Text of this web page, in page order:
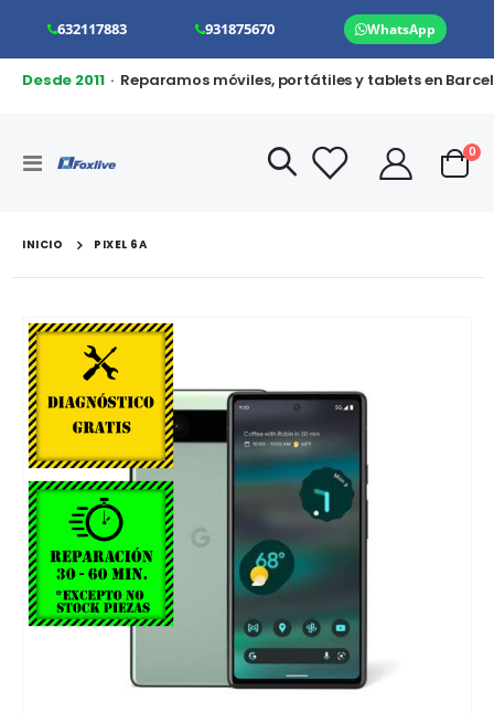
632117883 931875670 WhatsApp
Desde 2011· Reparamos móviles, portátiles y tablets en
Toggle
Cart
0
INICIO PIXEL 6A
Saltar
al
final
de
la
galería
de
imágenes